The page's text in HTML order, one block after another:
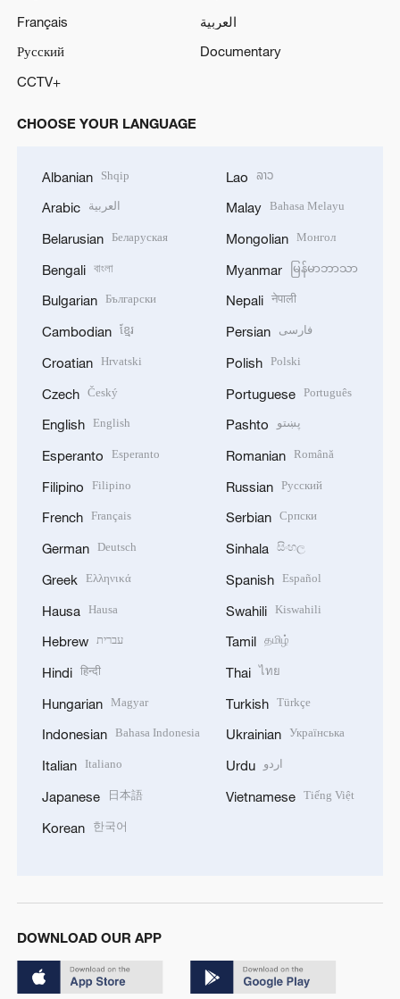
Français
العربية
Русский
Documentary
CCTV+
CHOOSE YOUR LANGUAGE
Albanian Shqip
Arabic العربية
Belarusian Беларуская
Bengali বাংলা
Bulgarian Български
Cambodian ខ្មែរ
Croatian Hrvatski
Czech Český
English English
Esperanto Esperanto
Filipino Filipino
French Français
German Deutsch
Greek Ελληνικά
Hausa Hausa
Hebrew עברית
Hindi हिन्दी
Hungarian Magyar
Indonesian Bahasa Indonesia
Italian Italiano
Japanese 日本語
Korean 한국어
Lao ລາວ
Malay Bahasa Melayu
Mongolian Монгол
Myanmar မြန်မာဘာသာ
Nepali नेपाली
Persian فارسی
Polish Polski
Portuguese Português
Pashto پښتو
Romanian Română
Russian Русский
Serbian Српски
Sinhala සිංහල
Spanish Español
Swahili Kiswahili
Tamil தமிழ்
Thai ไทย
Turkish Türkçe
Ukrainian Українська
Urdu اردو
Vietnamese Tiếng Việt
DOWNLOAD OUR APP